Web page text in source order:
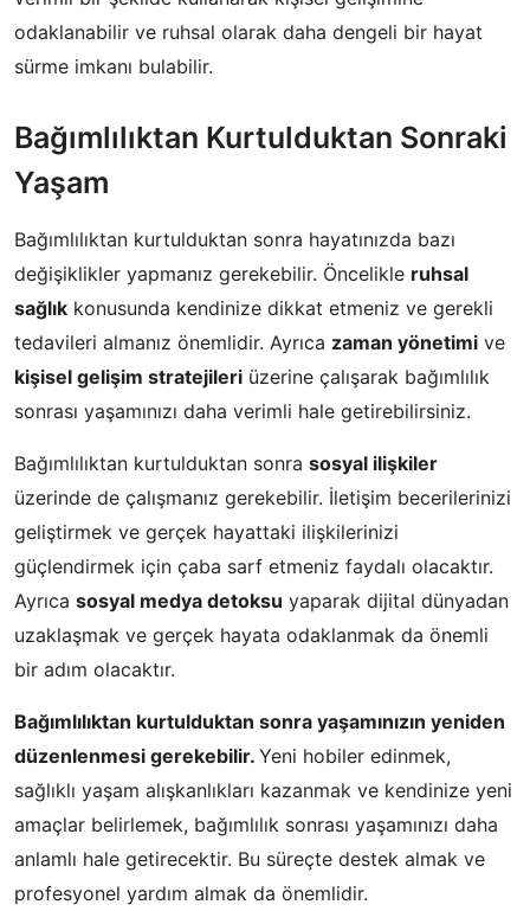
odaklanabilir ve ruhsal olarak daha dengeli bir hayat
sürme imkanı bulabilir.
Bağımlılıktan Kurtulduktan Sonraki
Yaşam
Bağımlılıktan kurtulduktan sonra hayatınızda bazı
değişiklikler yapmanız gerekebilir. Öncelikle ruhsal
sağlık konusunda kendinize dikkat etmeniz ve gerekli
tedavileri almanız önemlidir. Ayrıca zaman yönetimi ve
kişisel gelişim stratejileri üzerine çalışarak bağımlılık
sonrası yaşamınızı daha verimli hale getirebilirsiniz.
Bağımlılıktan kurtulduktan sonra sosyal ilişkiler
üzerinde de çalışmanız gerekebilir. İletişim becerilerinizi
geliştirmek ve gerçek hayattaki ilişkilerinizi
güçlendirmek için çaba sarf etmeniz faydalı olacaktır.
Ayrıca sosyal medya detoksu yaparak dijital dünyadan
uzaklaşmak ve gerçek hayata odaklanmak da önemli
bir adım olacaktır.
Bağımlılıktan kurtulduktan sonra yaşamınızın yeniden
düzenlenmesi gerekebilir. Yeni hobiler edinmek,
sağlıklı yaşam alışkanlıkları kazanmak ve kendinize yeni
amaçlar belirlemek, bağımlılık sonrası yaşamınızı daha
anlamlı hale getirecektir. Bu süreçte destek almak ve
profesyonel yardım almak da önemlidir.